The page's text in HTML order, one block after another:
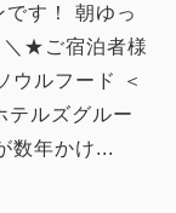
です！ 朝ゆっ
＼★ご宿泊者様
ルフード ＜
ルズグルー
数年かけ...